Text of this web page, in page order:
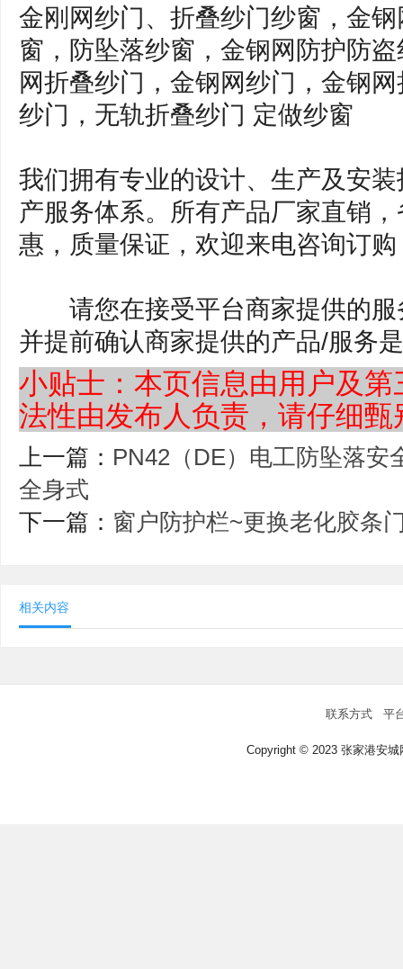
金刚网纱门、折叠纱门纱窗，金
窗，防坠落纱窗，金钢网防护防
网折叠纱门，金钢网纱门，金钢
纱门，无轨折叠纱门 定做纱窗
我们拥有专业的设计、生产及安
产服务体系。所有产品厂家直销
惠，质量保证，欢迎来电咨询订
请您在接受平台商家提供的服
并提前确认商家提供的产品/服务
小贴士：本页信息由用户及
法性由发布人负责，请仔细甄
上一篇： PN42（DE）电工防坠落安
全身式
下一篇： 窗户防护栏~更换老化胶条
相关内容
联系方式 平
Copyright © 2023 张家港安